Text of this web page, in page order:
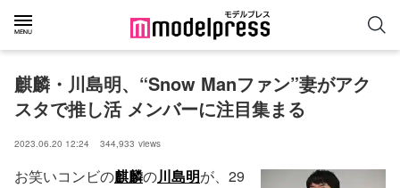
麒麟・川島明、“Snow Manファン”妻がアク
スタで推し活 メンバーに注目集まる
2023.06.20 12:24 344,933 views
お笑いコンビの麒麟の川島明が、29